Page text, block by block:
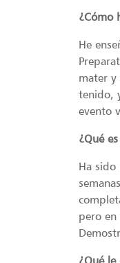
¿Cómo
He
mater y
tenido,
evento
¿Qué
Ha sido
pero
¿Qué